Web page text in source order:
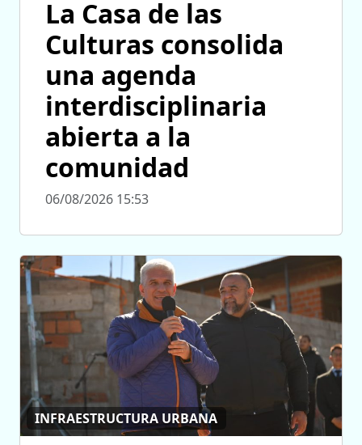
La Casa de las
Culturas consolida
una agenda
interdisciplinaria
abierta a la
comunidad
06/08/2026 15:53
INFRAESTRUCTURA URBANA